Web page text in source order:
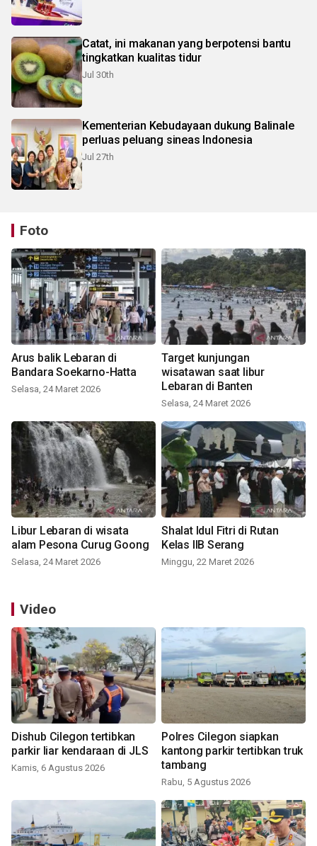
Catat, ini makanan yang berpotensi bantu
tingkatkan kualitas tidur
Jul 30th
Kementerian Kebudayaan dukung Balinale
perluas peluang sineas Indonesia
Jul 27th
Foto
Arus balik Lebaran di
Bandara Soekarno-Hatta
Selasa, 24 Maret 2026
Target kunjungan
wisatawan saat libur
Lebaran di Banten
Selasa, 24 Maret 2026
Libur Lebaran di wisata
alam Pesona Curug Goong
Selasa, 24 Maret 2026
Shalat Idul Fitri di Rutan
Kelas IIB Serang
Minggu, 22 Maret 2026
Video
Dishub Cilegon tertibkan
parkir liar kendaraan di JLS
Kamis, 6 Agustus 2026
Polres Cilegon siapkan
kantong parkir tertibkan truk
tambang
Rabu, 5 Agustus 2026